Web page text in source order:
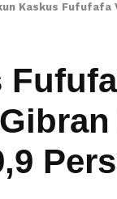
Kaskus Fufufafa Viral,